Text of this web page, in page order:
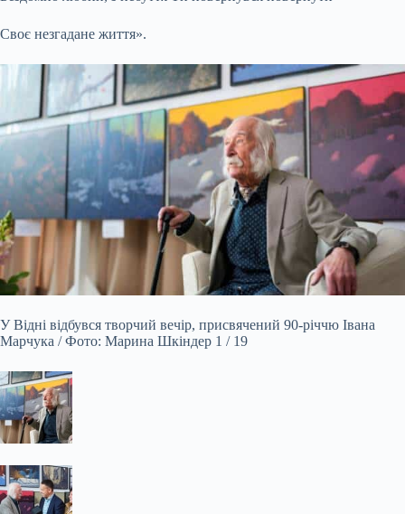
Своє незгадане життя».
У Відні відбувся творчий вечір, присвячений 90-річчю Івана
Марчука / Фото: Марина Шкіндер 1 / 19